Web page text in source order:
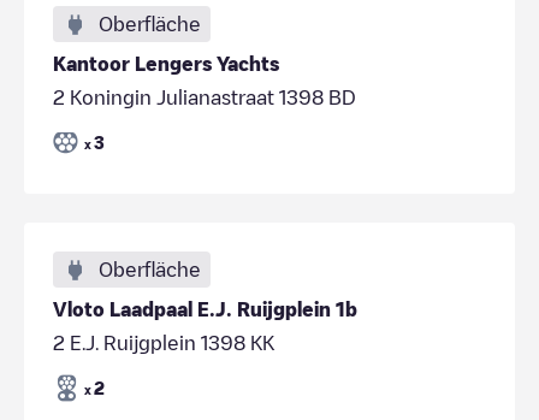
Oberfläche
Kantoor Lengers Yachts
2 Koningin Julianastraat 1398 BD
x 3
Oberfläche
Vloto Laadpaal E.J. Ruijgplein 1b
2 E.J. Ruijgplein 1398 KK
x 2